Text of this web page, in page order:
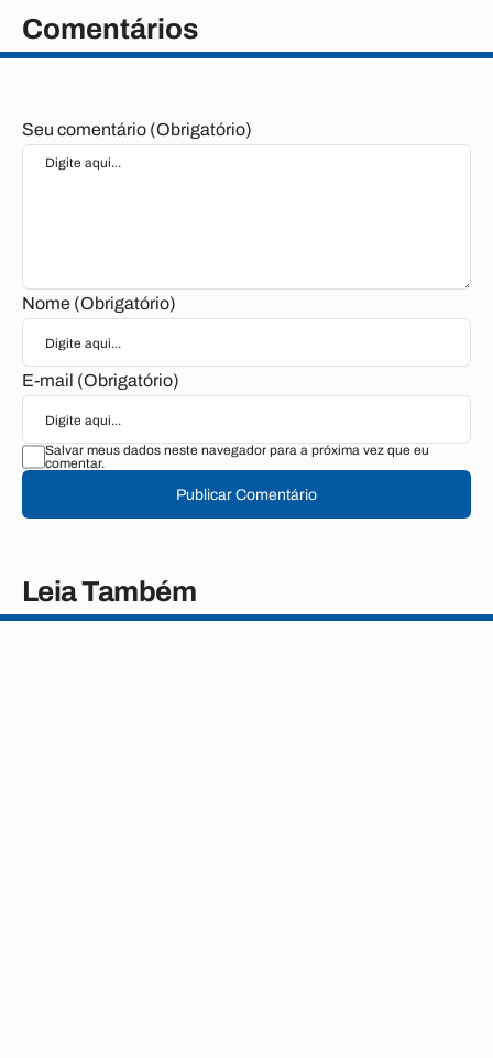
Comentários
Seu comentário (Obrigatório)
Nome (Obrigatório)
E-mail (Obrigatório)
Salvar meus dados neste navegador para a próxima vez que eu
comentar.
Publicar Comentário
Leia Também